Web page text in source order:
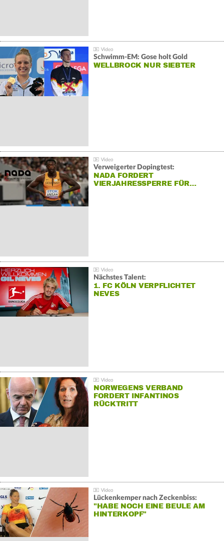
Schwimm-EM: Gose holt Gold
WELLBROCK NUR SIEBTER
Verweigerter Dopingtest:
NADA FORDERT
VIERJAHRESSPERRE FÜR…
Nächstes Talent:
1. FC KÖLN VERPFLICHTET
NEVES
NORWEGENS VERBAND
FORDERT INFANTINOS
RÜCKTRITT
Lückenkemper nach Zeckenbiss:
"HABE NOCH EINE BEULE AM
HINTERKOPF"